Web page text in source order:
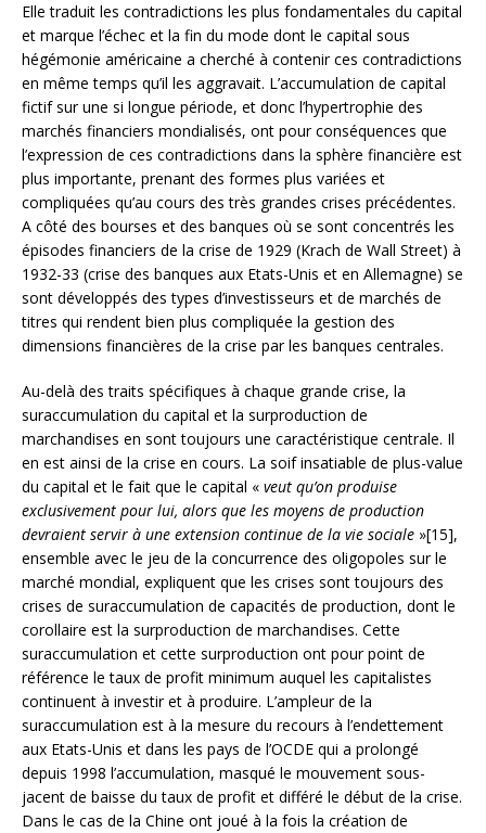
Elle traduit les contradictions les plus fondamentales du capital
et marque l’échec et la fin du mode dont le capital sous
hégémonie américaine a cherché à contenir ces contradictions
en même temps qu’il les aggravait. L’accumulation de capital
fictif sur une si longue période, et donc l’hypertrophie des
marchés financiers mondialisés, ont pour conséquences que
l’expression de ces contradictions dans la sphère financière est
plus importante, prenant des formes plus variées et
compliquées qu’au cours des très grandes crises précédentes.
A côté des bourses et des banques où se sont concentrés les
épisodes financiers de la crise de 1929 (Krach de Wall Street) à
1932-33 (crise des banques aux Etats-Unis et en Allemagne) se
sont développés des types d’investisseurs et de marchés de
titres qui rendent bien plus compliquée la gestion des
dimensions financières de la crise par les banques centrales.
Au-delà des traits spécifiques à chaque grande crise, la
suraccumulation du capital et la surproduction de
marchandises en sont toujours une caractéristique centrale. Il
en est ainsi de la crise en cours. La soif insatiable de plus-value
du capital et le fait que le capital « veut qu’on produise
exclusivement pour lui, alors que les moyens de production
devraient servir à une extension continue de la vie sociale »[15],
ensemble avec le jeu de la concurrence des oligopoles sur le
marché mondial, expliquent que les crises sont toujours des
crises de suraccumulation de capacités de production, dont le
corollaire est la surproduction de marchandises. Cette
suraccumulation et cette surproduction ont pour point de
référence le taux de profit minimum auquel les capitalistes
continuent à investir et à produire. L’ampleur de la
suraccumulation est à la mesure du recours à l’endettement
aux Etats-Unis et dans les pays de l’OCDE qui a prolongé
depuis 1998 l’accumulation, masqué le mouvement sous-
jacent de baisse du taux de profit et différé le début de la crise.
Dans le cas de la Chine ont joué à la fois la création de